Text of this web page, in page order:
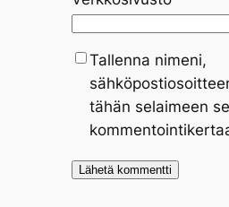
Tallenna nimeni,
tähän selaimeen